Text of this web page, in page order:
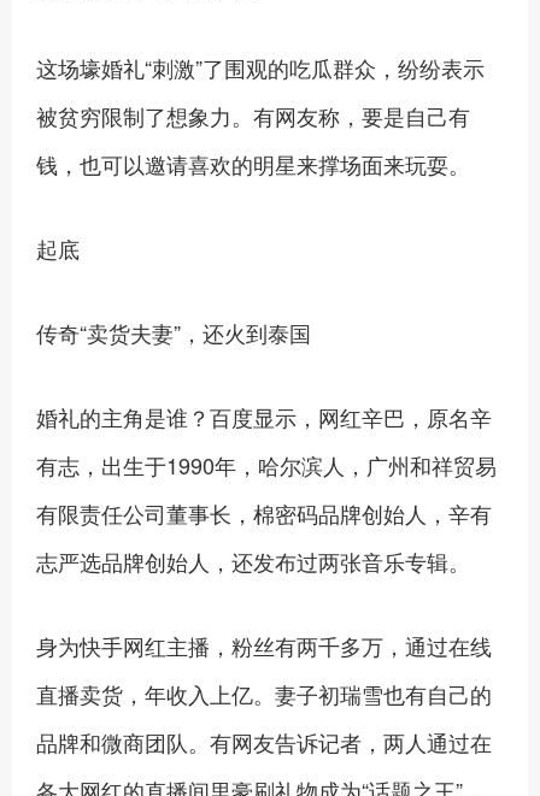
这场壕婚礼“刺激”了围观的吃瓜群众，纷纷表示
被贫穷限制了想象力。有网友称，要是自己有
钱，也可以邀请喜欢的明星来撑场面来玩耍。
起底
传奇“卖货夫妻”，还火到泰国
婚礼的主角是谁？百度显示，网红辛巴，原名辛
有志，出生于1990年，哈尔滨人，广州和祥贸易
有限责任公司董事长，棉密码品牌创始人，辛有
志严选品牌创始人，还发布过两张音乐专辑。
身为快手网红主播，粉丝有两千多万，通过在线
直播卖货，年收入上亿。妻子初瑞雪也有自己的
品牌和微商团队。有网友告诉记者，两人通过在